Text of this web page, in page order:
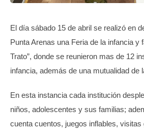
El día sábado 15 de abril se realizó en
Punta Arenas una Feria de la infancia y
Trato”, donde se reunieron mas de 12
infancia, además de una mutualidad de
En esta instancia cada institución
niños, adolescentes y sus familias;
cuenta cuentos, juegos inflables,